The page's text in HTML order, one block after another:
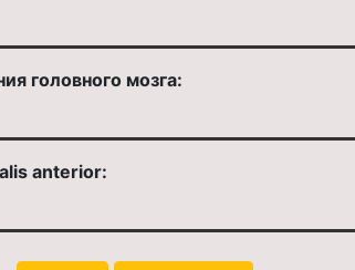
головного мозга:
anterior: